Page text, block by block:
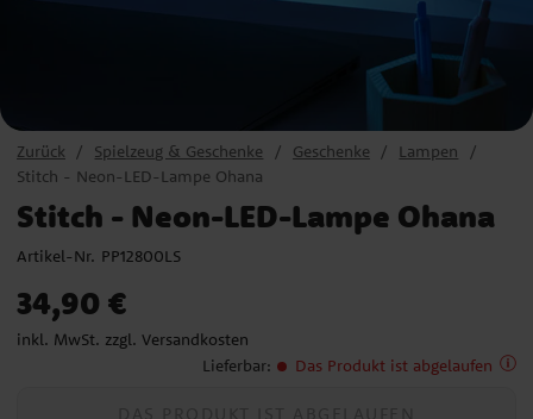
Zurück Spielzeug & Geschenke Geschenke
Lampen
Stitch - Neon-LED-Lampe Ohana
Stitch - Neon-LED-Lampe Ohana
Artikel-Nr. PP12800LS
Preis
:34,90 €
34,90 €
inkl. MwSt. zzgl. Versandkosten
Lieferbar: Das Produkt ist abgelaufen